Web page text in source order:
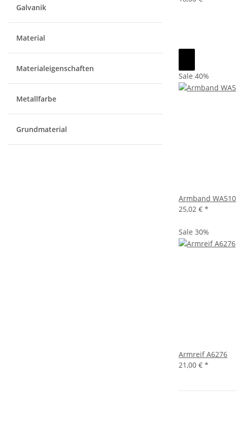
Sale 40%
Armband
25,02 € *
Sale 30%
Armreif A6276
21,00 € *
Galvanik
Material
Materialeigenschaften
Metallfarbe
Grundmaterial